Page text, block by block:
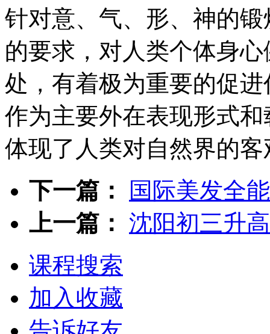
针对意、气、形、神的
的要求，对人类个体身
处，有着极为重要的促
作为主要外在表现形式
体现了人类对自然界的
下一篇：
国际美发全
上一篇： 沈阳初三升
课程搜索
加入收藏